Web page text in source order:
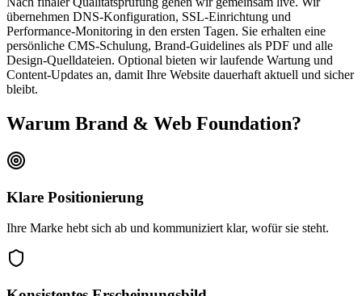
übernehmen DNS-Konfiguration, SSL-Einrichtung und
Performance-Monitoring in den ersten Tagen. Sie erhalten eine
persönliche CMS-Schulung, Brand-Guidelines als PDF und alle
Design-Quelldateien. Optional bieten wir laufende Wartung und
Content-Updates an, damit Ihre Website dauerhaft aktuell und sicher
bleibt.
Warum Brand & Web Foundation?
Klare Positionierung
Ihre Marke hebt sich ab und kommuniziert klar, wofür sie steht.